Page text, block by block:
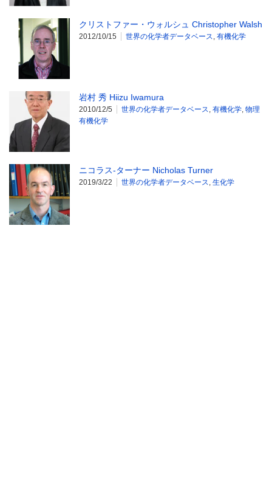
クリストファー・ウォルシュ Christopher Walsh
2012/10/15 世界の化学者データベース, 有機化学
岩村 秀 Hiizu Iwamura
2010/12/5 世界の化学者データベース, 有機化学, 物理
有機化学
ニコラス-ターナー Nicholas Turner
2019/3/22 世界の化学者データベース, 生化学